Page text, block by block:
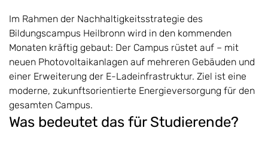
Im Rahmen der Nachhaltigkeitsstrategie des
Bildungscampus Heilbronn wird in den kommenden
Monaten kräftig gebaut: Der Campus rüstet auf – mit
neuen Photovoltaikanlagen auf mehreren Gebäuden und
einer Erweiterung der E-Ladeinfrastruktur. Ziel ist eine
moderne, zukunftsorientierte Energieversorgung für den
gesamten Campus.
Was bedeutet das für Studierende?